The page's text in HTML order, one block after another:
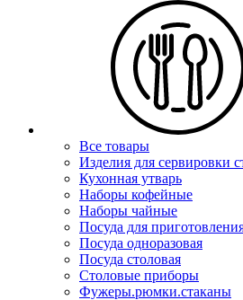
Все товары
Изделия для сервировки
Кухонная утварь
Наборы кофейные
Наборы чайные
Посуда для
Посуда одноразовая
Посуда столовая
Столовые приборы
Фужеры.рюмки.стаканы